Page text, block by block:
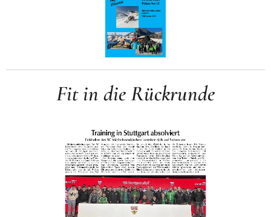
Fit in die Rückrunde